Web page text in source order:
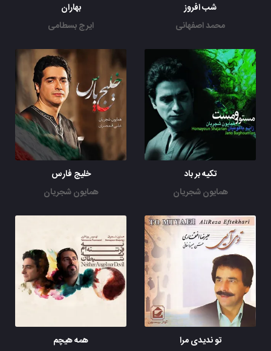
شب افروز
محمد اصفهانی
بهاران
ایرج بسطامی
تکیه بر باد
همایون شجریان
خلیج فارس
همایون شجریان
تو ندیدی مرا
همه هیچم